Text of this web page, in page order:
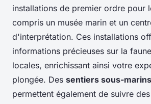
installations de premier ordre pour
compris un musée marin et un
d'interprétation. Ces installations
informations précieuses sur la
locales, enrichissant ainsi votre
plongée. Des sentiers sous-marins
permettent également de suivre